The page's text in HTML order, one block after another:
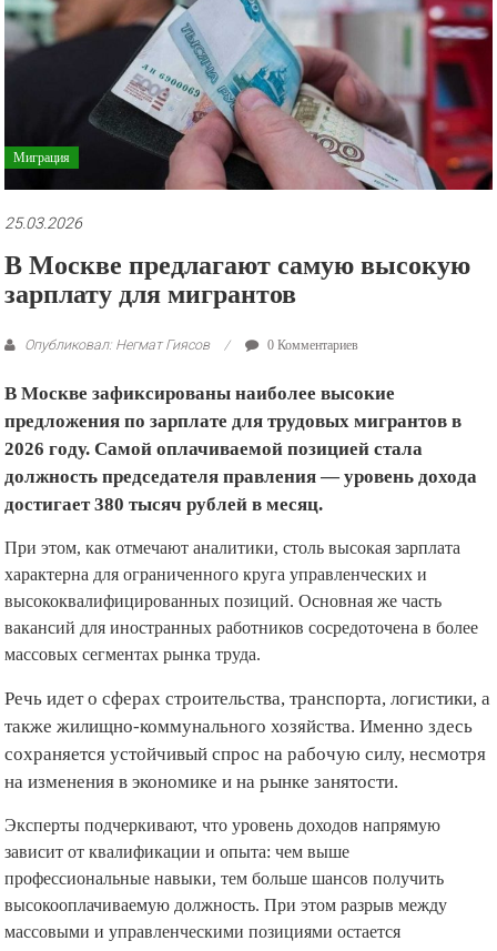
рекламные
ролики
презентации.
Миграция
25.03.2026
В Москве предлагают самую высокую
зарплату для мигрантов
Опубликовал: Негмат Гиясов 0 Комментариев
В Москве зафиксированы наиболее высокие
предложения по зарплате для трудовых мигрантов в
2026 году. Самой оплачиваемой позицией стала
должность председателя правления — уровень дохода
достигает 380 тысяч рублей в месяц.
При этом, как отмечают аналитики, столь высокая зарплата
характерна для ограниченного круга управленческих и
высококвалифицированных позиций. Основная же часть
вакансий для иностранных работников сосредоточена в более
массовых сегментах рынка труда.
Речь идет о сферах строительства, транспорта, логистики, а
также жилищно-коммунального хозяйства. Именно здесь
сохраняется устойчивый спрос на рабочую силу, несмотря
на изменения в экономике и на рынке занятости.
Эксперты подчеркивают, что уровень доходов напрямую
зависит от квалификации и опыта: чем выше
профессиональные навыки, тем больше шансов получить
высокооплачиваемую должность. При этом разрыв между
массовыми и управленческими позициями остается